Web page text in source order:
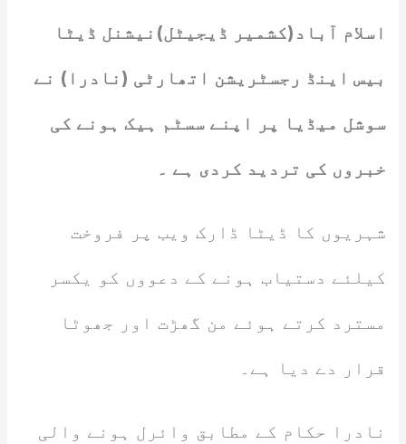
اسلام آباد(کشمیر ڈیجیٹل)نیشنل ڈیٹا
بیس اینڈ رجسٹریشن اتھارٹی (نادرا) نے
سوشل میڈیا پر اپنے سسٹم ہیک ہونے کی
خبروں کی تردید کردی ہے ۔
شہریوں کا ڈیٹا ڈارک ویب پر فروخت
کیلئے دستیاب ہونے کے دعووں کو یکسر
مسترد کرتے ہوئے من گھڑت اور جھوٹا
قرار دے دیا ہے۔
نادرا حکام کے مطابق وائرل ہونے والی